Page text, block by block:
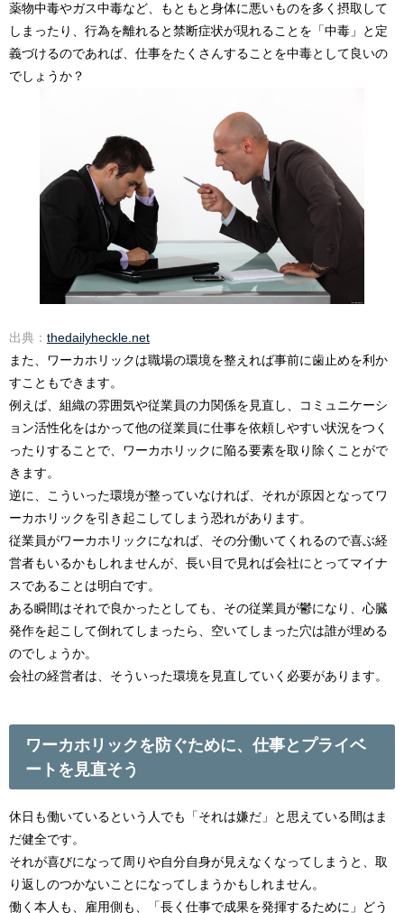
薬物中毒やガス中毒など、もともと身体に悪いものを多く摂取して
しまったり、行為を離れると禁断症状が現れることを「中毒」と定
義づけるのであれば、仕事をたくさんすることを中毒として良いの
でしょうか？
出典： thedailyheckle.net
また、ワーカホリックは職場の環境を整えれば事前に歯止めを利か
すこともできます。
例えば、組織の雰囲気や従業員の力関係を見直し、コミュニケーシ
ョン活性化をはかって他の従業員に仕事を依頼しやすい状況をつく
ったりすることで、ワーカホリックに陥る要素を取り除くことがで
きます。
逆に、こういった環境が整っていなければ、それが原因となってワ
ーカホリックを引き起こしてしまう恐れがあります。
従業員がワーカホリックになれば、その分働いてくれるので喜ぶ経
営者もいるかもしれませんが、長い目で見れば会社にとってマイナ
スであることは明白です。
ある瞬間はそれで良かったとしても、その従業員が鬱になり、心臓
発作を起こして倒れてしまったら、空いてしまった穴は誰が埋める
のでしょうか。
会社の経営者は、そういった環境を見直していく必要があります。
ワーカホリックを防ぐために、仕事とプライベ
ートを見直そう
休日も働いているという人でも「それは嫌だ」と思えている間はま
だ健全です。
それが喜びになって周りや自分自身が見えなくなってしまうと、取
り返しのつかないことになってしまうかもしれません。
働く本人も、雇用側も、「長く仕事で成果を発揮するために」どう